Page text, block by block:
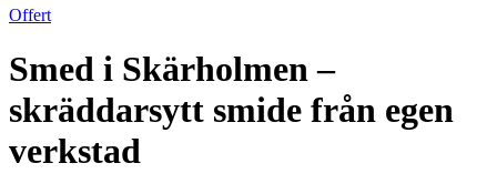
Offert
Smed i Skärholmen –
skräddarsytt smide från egen
verkstad